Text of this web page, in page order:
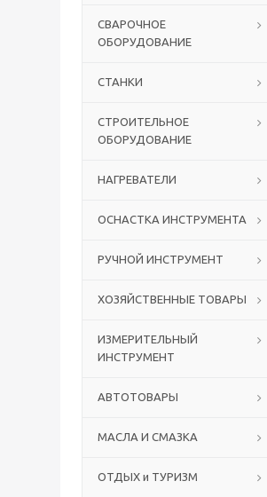
СВАРОЧНОЕ
ОБОРУДОВАНИЕ
СТАНКИ
СТРОИТЕЛЬНОЕ
ОБОРУДОВАНИЕ
НАГРЕВАТЕЛИ
ОСНАСТКА ИНСТРУМЕНТА
РУЧНОЙ ИНСТРУМЕНТ
ХОЗЯЙСТВЕННЫЕ ТОВАРЫ
ИЗМЕРИТЕЛЬНЫЙ
ИНСТРУМЕНТ
АВТОТОВАРЫ
МАСЛА И СМАЗКА
ОТДЫХ и ТУРИЗМ